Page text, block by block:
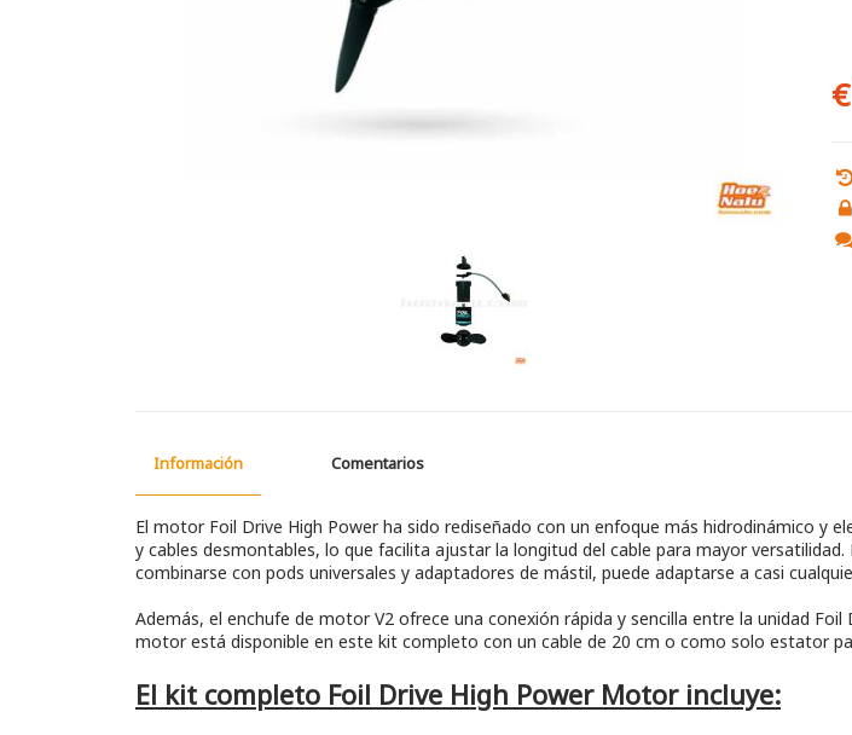
€
Información Comentarios
El motor Foil Drive High Power ha sido rediseñado con un enfoque más hidrodinámico y
y cables desmontables, lo que facilita ajustar la longitud del cable para mayor
combinarse con pods universales y adaptadores de mástil, puede adaptarse a casi
Además, el enchufe de motor V2 ofrece una conexión rápida y sencilla entre la unidad
motor está disponible en este kit completo con un cable de 20 cm o como solo estator
El kit completo Foil Drive High Power Motor incluye: